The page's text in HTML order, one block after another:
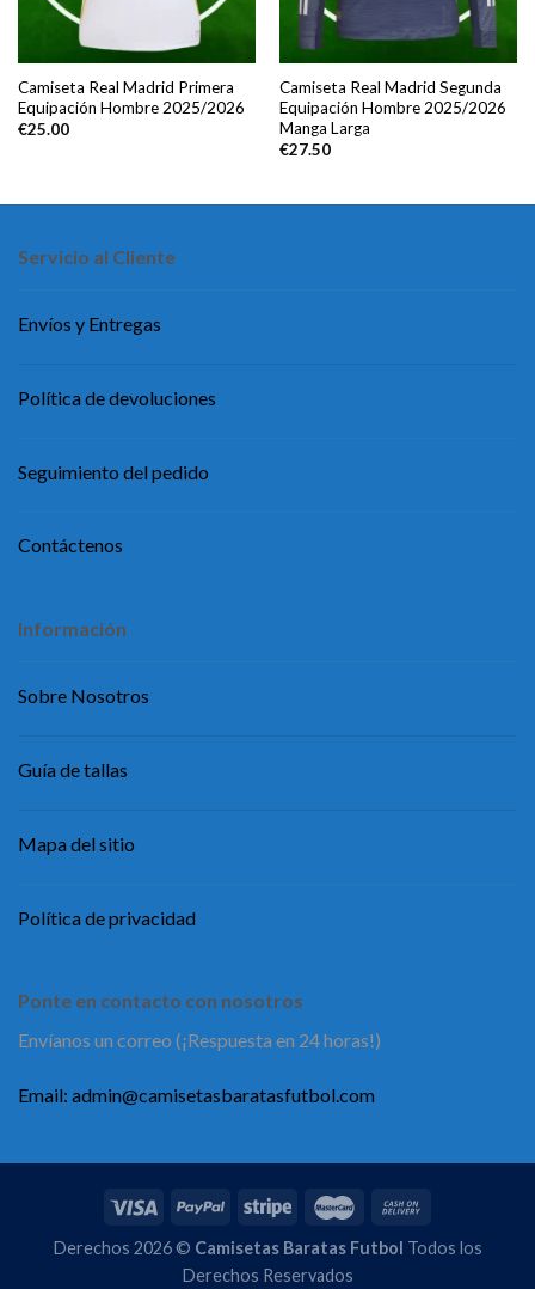
Camiseta Real Madrid Primera
Equipación Hombre 2025/2026
€25.00
Camiseta Real Madrid Segunda
Equipación Hombre 2025/2026
Manga Larga
€27.50
Servicio al Cliente
Envíos y Entregas
Política de devoluciones
Seguimiento del pedido
Contáctenos
Información
Sobre Nosotros
Guía de tallas
Mapa del sitio
Política de privacidad
Ponte en contacto con nosotros
Envíanos un correo (¡Respuesta en 24 horas!)
Email: admin@camisetasbaratasfutbol.com
Derechos 2026 © Camisetas Baratas Futbol Todos los
Derechos Reservados